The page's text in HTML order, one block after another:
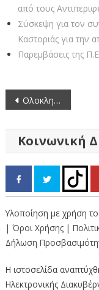
από τους
Σύσκεψη για τον
Καστοριάς για την
Παρεμβάσεις της
Πλοήγηση
Ολοκληρώθηκαν οι Εκδηλώσεις Εορτασμού της Ημέρας των Ενόπλων Δυνάμεων στην Περιφερειακή Ενότητα Καστοριάς.
Κοινωνική
Υλοποίηση με χρήση
| Όροι Χρήσης |
Δήλωση
Η ιστοσελίδα
Ηλεκτρονικής